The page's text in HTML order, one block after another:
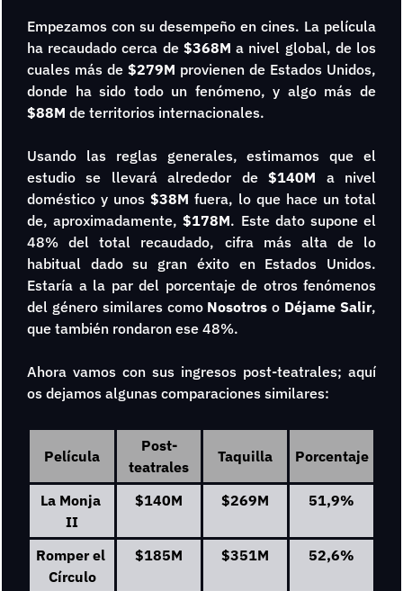
Empezamos con su desempeño en cines. La película
ha recaudado cerca de $368M a nivel global, de los
cuales más de $279M provienen de Estados Unidos,
$88M de territorios internacionales.
Usando las reglas generales, estimamos que el
estudio se llevará alrededor de $140M a nivel
doméstico y unos $38M fuera, lo que hace un total
de, aproximadamente, $178M. Este dato supone el
48% del total recaudado, cifra más alta de lo
habitual dado su gran éxito en Estados Unidos.
Estaría a la par del porcentaje de otros fenómenos
del género similares como Nosotros o Déjame Salir,
que también rondaron ese 48%.
Ahora vamos con sus ingresos post-teatrales; aquí
os dejamos algunas comparaciones similares:
Película
Post-
teatrales
Taquilla Porcentaje
La Monja
II
$140M $269M 51,9%
Romper el
Círculo
$185M $351M 52,6%